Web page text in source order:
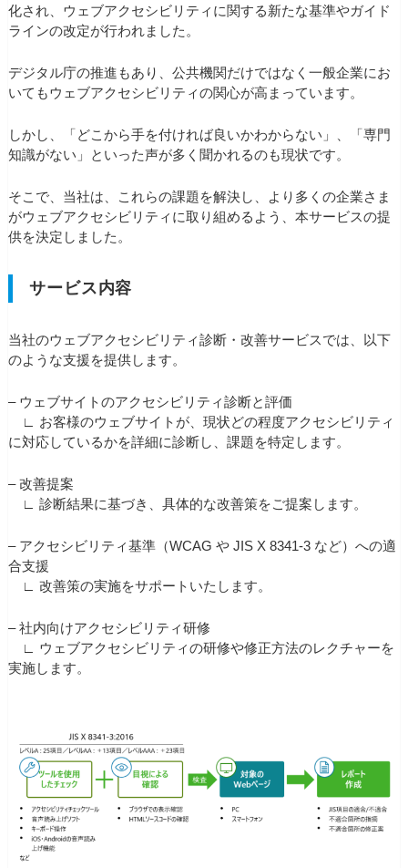
化され、ウェブアクセシビリティに関する新たな基準やガイド
ラインの改定が行われました。
デジタル庁の推進もあり、公共機関だけではなく一般企業にお
いてもウェブアクセシビリティの関心が高まっています。
しかし、「どこから手を付ければ良いかわからない」、「専門
知識がない」といった声が多く聞かれるのも現状です。
そこで、当社は、これらの課題を解決し、より多くの企業さま
がウェブアクセシビリティに取り組めるよう、本サービスの提
供を決定しました。
サービス内容
当社のウェブアクセシビリティ診断・改善サービスでは、以下
のような支援を提供します。
– ウェブサイトのアクセシビリティ診断と評価
∟ お客様のウェブサイトが、現状どの程度アクセシビリティ
に対応しているかを詳細に診断し、 課題を特定します。
– 改善提案
∟ 診断結果に基づき、具体的な改善策をご提案します。
– アクセシビリティ基準（WCAG や JIS X 8341-3 など）への適
合支援
∟ 改善策の実施をサポートいたします。
– 社内向けアクセシビリティ研修
∟ ウェブアクセシビリティの研修や修正方法のレクチャーを
実施します。